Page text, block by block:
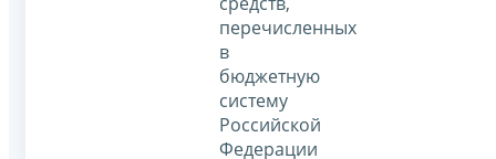
перечисленных
в
бюджетную
систему
Российской
Федерации